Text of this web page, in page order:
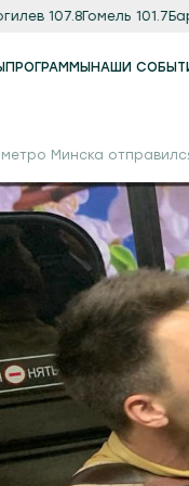
107.8 Гомель 101.7
ПРОГРАММЫ НАШИ
метро Минска